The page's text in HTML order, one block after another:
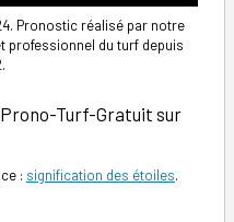
Pronostic réalisé par notre
professionnel du turf depuis
Turf-Gratuit sur
: signification des étoiles.